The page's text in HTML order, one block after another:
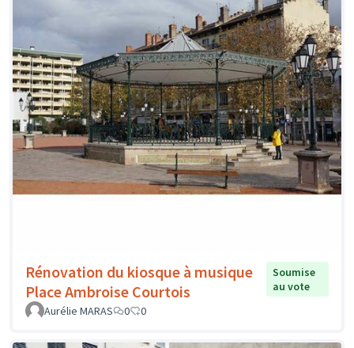
Rénovation du kiosque à musique
Place Ambroise Courtois
Soumise
au vote
Aurélie MARAS
0 0